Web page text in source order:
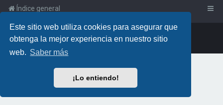
Este sitio web utiliza cookies para asegurar que
obtenga la mejor experiencia en nuestro sitio
web. Saber más
¡Lo entiendo!
Índice general
Powered by phpBB • Design by
PlanetStyles
Traducción al español porphpBB España